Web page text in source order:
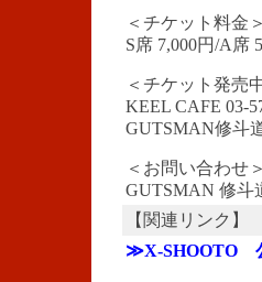
＜チケット料金
S席 7,000円/A席
＜チケット発売
KEEL CAFE 03-
GUTSMAN修斗
＜お問い合わせ
GUTSMAN 修斗
【関連リンク】
≫X-SHOOTO